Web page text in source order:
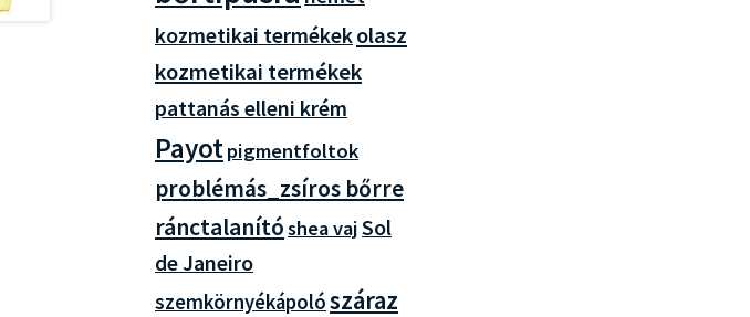
kozmetikai termékekolasz
kozmetikai termékek
pattanás elleni krém
Payotpigmentfoltok
problémás_zsíros bőrre
ránctalanítóshea vajSol
de Janeiro
szemkörnyékápolószáraz